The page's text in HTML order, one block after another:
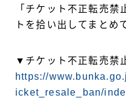
「チケット不正転売禁
トを拾い出してまとめ
▼チケット不正転売禁
https://
icket_resale_ban/